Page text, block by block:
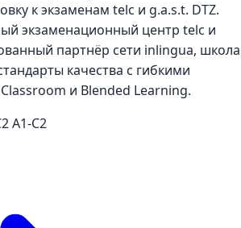
к экзаменам telc и g.a.s.t. DTZ.
экзаменационный центр telc и
партнёр сети inlingua, школа
качества с гибкими
и Blended Learning.
A1-C2